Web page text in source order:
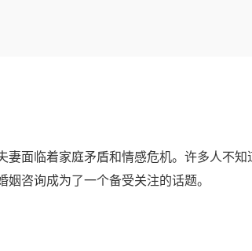
面临着家庭矛盾和情感危机。许多人不知
咨询成为了一个备受关注的话题。